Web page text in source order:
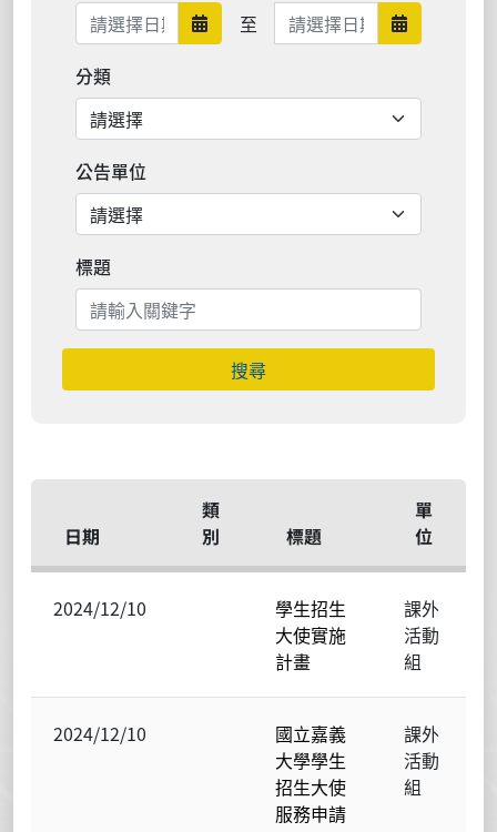
日期範圍開始
至 日期範圍結束 日期範圍
分類
公告單位
標題
搜尋
日期
類
別
標題
單
位
2024/12/10
學生招生
大使實施
計畫
課外
活動
組
2024/12/10
國立嘉義
大學學生
招生大使
服務申請
課外
活動
組